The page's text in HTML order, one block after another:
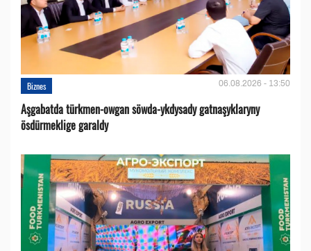
Biznes 06.08.2026 - 13:50
Aşgabatda türkmen-owgan söwda-ykdysady gatnaşyklaryny
ösdürmeklige garaldy